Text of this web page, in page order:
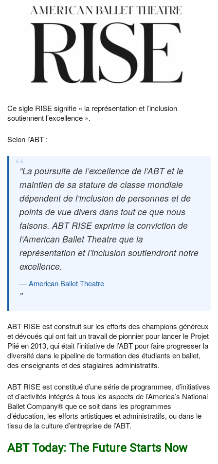
Ce sigle RISE signifie « la représentation et l’inclusion
soutiennent l’excellence ».
Selon l’ABT :
La poursuite de l’excellence de l’ABT et le
maintien de sa stature de classe mondiale
dépendent de l’inclusion de personnes et de
points de vue divers dans tout ce que nous
faisons. ABT RISE exprime la conviction de
l’American Ballet Theatre que la
représentation et l’inclusion soutiendront notre
excellence.
American Ballet Theatre
ABT RISE est construit sur les efforts des champions généreux
et dévoués qui ont fait un travail de pionnier pour lancer le Projet
Plié en 2013, qui était l’initiative de l’ABT pour faire progresser la
diversité dans le pipeline de formation des étudiants en ballet,
des enseignants et des stagiaires administratifs.
ABT RISE est constitué d’une série de programmes, d’initiatives
et d’activités intégrés à tous les aspects de l’America’s National
Ballet Company® que ce soit dans les programmes
d’éducation, les efforts artistiques et administratifs, ou dans le
tissu de la culture d’entreprise de l’ABT.
ABT Today: The Future Starts Now